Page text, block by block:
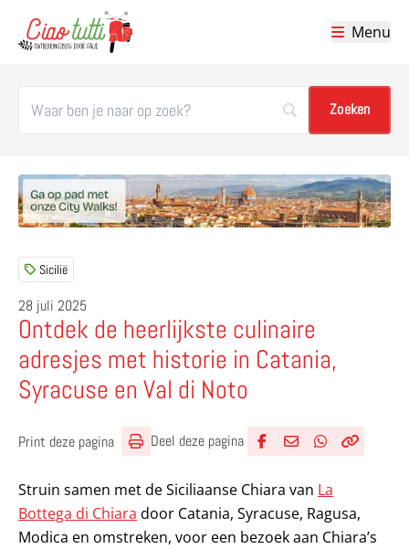
Menu
Sicilië
28 juli 2025
Ontdek de heerlijkste culinaire
adresjes met historie in Catania,
Syracuse en Val di Noto
Print deze pagina Deel deze pagina
Struin samen met de Siciliaanse Chiara van La
Bottega di Chiara door Catania, Syracuse, Ragusa,
Modica en omstreken, voor een bezoek aan Chiara’s